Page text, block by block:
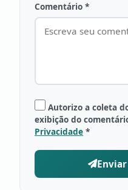
Comentário *
Autorizo a coleta
exibição do
Privacidade *